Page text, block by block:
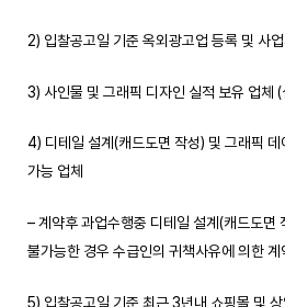
2) 입찰공고일 기준 옥외광고업 등록 및 사
3) 사인물 및 그래픽 디자인 실적 보유 업체
4) 디테일 설계(캐드도면 작성) 및 그래픽
가능 업체
– 계약후 과업수행중 디테일 설계(캐드도면
불가능한 경우 수급인의 귀책사유에 의한 계
5) 입찰공고일 기준 최근 3년내 쇼핑몰 및